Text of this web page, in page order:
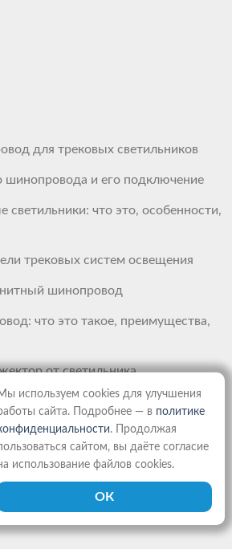
для трековых светильников
шинопровода и его подключение
светильники: что это, особенности,
трековых систем освещения
шинопровод
что это такое, преимущества,
от светильника
используем cookies для улучшения
сайта. Подробнее — в политике
. Продолжая
сайтом, вы даёте согласие
использование файлов cookies.